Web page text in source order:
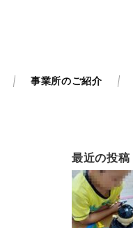
事業所のご紹介
最近の投稿